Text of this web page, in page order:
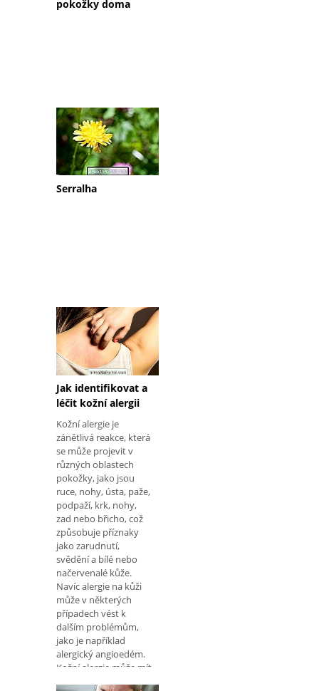
pokožky doma
Serralha
Jak identifikovat a
léčit kožní alergii
Kožní alergie je
zánětlivá reakce, která
se může projevit v
různých oblastech
pokožky, jako jsou
ruce, nohy, ústa, paže,
podpaží, krk, nohy,
zad nebo břicho, což
způsobuje příznaky
jako zarudnutí,
svědění a bílé nebo
načervenalé kůže.
Navíc alergie na kůži
může v některých
případech vést k
dalším problémům,
jako je například
alergický angioedém.
Kožní alergie může mít